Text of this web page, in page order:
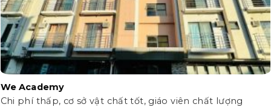
We Academy
Chi phí thấp, cơ sở vật chất tốt, giáo viên chất lượng